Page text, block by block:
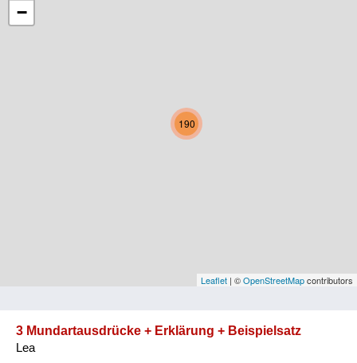
Niederösterreich
Oberösterreich
Vorarlberg
190
−
Leaflet | ©OpenStreetMapcontributors
3 Mundartausdrücke + Erklärung + Beispielsatz
Lea